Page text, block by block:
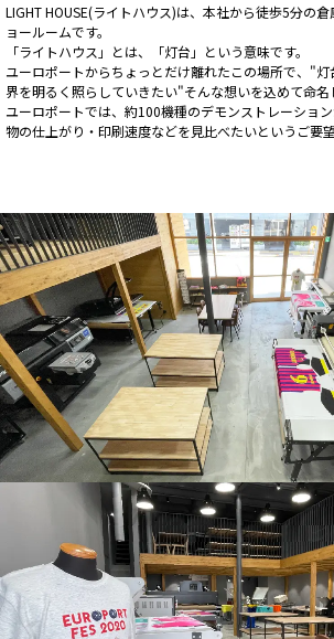
LIGHT HOUSE(ライトハウス)は、本社から徒歩5分の
ョールームです。
「ライトハウス」とは、「灯台」という意味です。
ユーロポートからちょっとだけ離れたこの場所で、"
界を明るく照らしていきたい"そんな想いを込めて命名
ユーロポートでは、約100機種のデモンストレーショ
物の仕上がり・印刷速度などを見比べたいというご要望